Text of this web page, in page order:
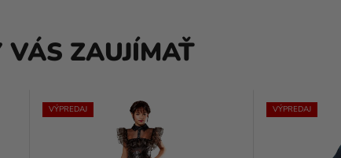
VÁS ZAUJÍMAŤ
VÝPREDAJ VÝPREDAJ